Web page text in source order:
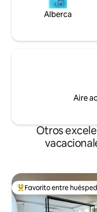
Alberca
Aire
Otros
De los mejores en
Favorito entre